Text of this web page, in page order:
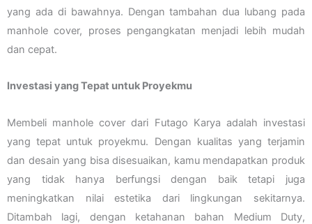
yang ada di bawahnya. Dengan tambahan dua lubang pada
manhole cover, proses pengangkatan menjadi lebih mudah
dan cepat.
Investasi yang Tepat untuk Proyekmu
Membeli manhole cover dari Futago Karya adalah investasi
yang tepat untuk proyekmu. Dengan kualitas yang terjamin
dan desain yang bisa disesuaikan, kamu mendapatkan produk
yang tidak hanya berfungsi dengan baik tetapi juga
meningkatkan nilai estetika dari lingkungan sekitarnya.
Ditambah lagi, dengan ketahanan bahan Medium Duty,